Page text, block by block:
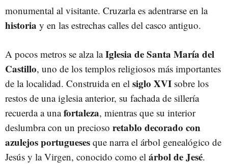
monumental al visitante. Cruzarla es adentrarse en la
historia y en las estrechas calles del casco antiguo.
A pocos metros se alza laIglesia de Santa María del
Castillo, uno de los templos religiosos más importantes
de la localidad. Construida en el siglo XVI sobre los
restos de una iglesia anterior, su fachada de sillería
recuerda a unafortaleza, mientras que su interior
deslumbra con un precioso retablo decorado con
azulejos portugueses que narra el árbol genealógico de
Jesús y la Virgen, conocido como el árbol de Jesé.